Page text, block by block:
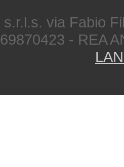
via Fabio
- REA